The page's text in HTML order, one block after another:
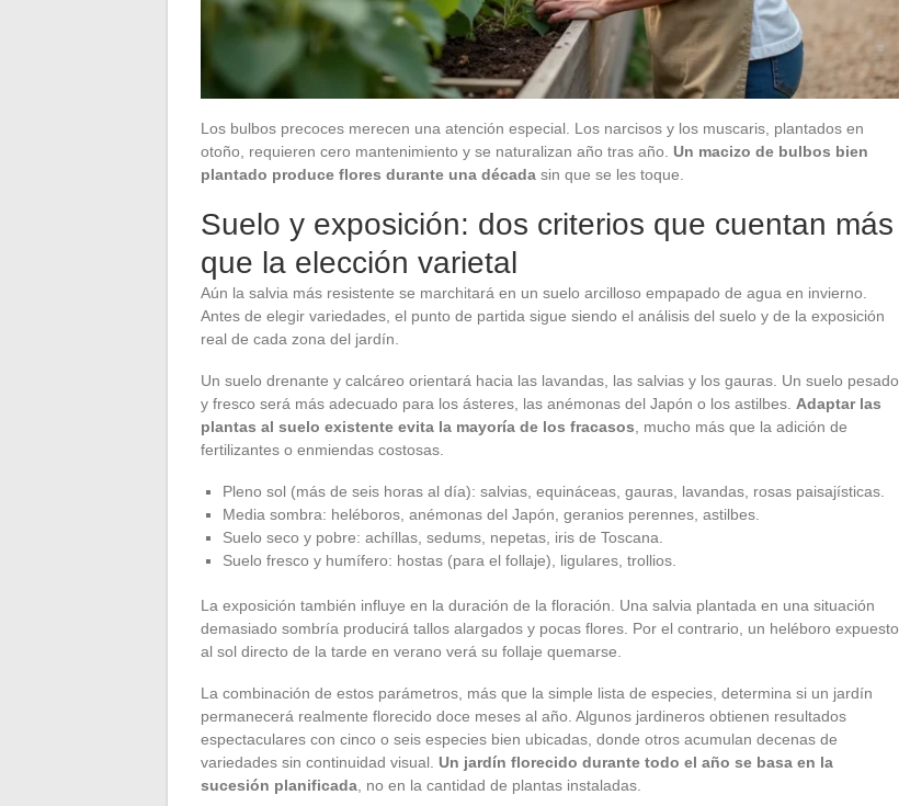
Los bulbos precoces merecen una atención especial. Los narcisos y los muscaris, plantados en
otoño, requieren cero mantenimiento y se naturalizan año tras año. Un macizo de bulbos bien
plantado produce flores durante una década sin que se les toque.
Suelo y exposición: dos criterios que cuentan más
que la elección varietal
Aún la salvia más resistente se marchitará en un suelo arcilloso empapado de agua en invierno.
Antes de elegir variedades, el punto de partida sigue siendo el análisis del suelo y de la exposición
real de cada zona del jardín.
Un suelo drenante y calcáreo orientará hacia las lavandas, las salvias y los gauras. Un suelo pesado
y fresco será más adecuado para los ásteres, las anémonas del Japón o los astilbes. Adaptar las
plantas al suelo existente evita la mayoría de los fracasos , mucho más que la adición de
fertilizantes o enmiendas costosas.
Pleno sol (más de seis horas al día): salvias, equináceas, gauras, lavandas, rosas paisajísticas.
Media sombra: heléboros, anémonas del Japón, geranios perennes, astilbes.
Suelo seco y pobre: achíllas, sedums, nepetas, iris de Toscana.
Suelo fresco y humífero: hostas (para el follaje), ligulares, trollios.
La exposición también influye en la duración de la floración. Una salvia plantada en una situación
demasiado sombría producirá tallos alargados y pocas flores. Por el contrario, un heléboro expuesto
al sol directo de la tarde en verano verá su follaje quemarse.
La combinación de estos parámetros, más que la simple lista de especies, determina si un jardín
permanecerá realmente florecido doce meses al año. Algunos jardineros obtienen resultados
espectaculares con cinco o seis especies bien ubicadas, donde otros acumulan decenas de
variedades sin continuidad visual. Un jardín florecido durante todo el año se basa en la
sucesión planificada , no en la cantidad de plantas instaladas.